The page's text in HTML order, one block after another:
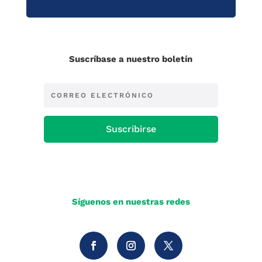
Suscríbase a nuestro boletín
Suscribirse
Síguenos en nuestras redes